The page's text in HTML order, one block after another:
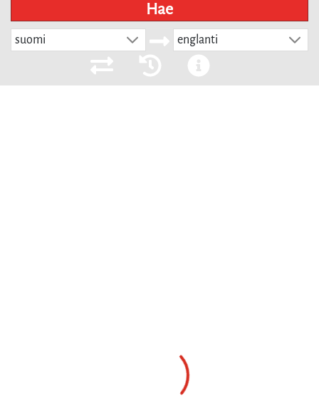
Hae
suomi englanti